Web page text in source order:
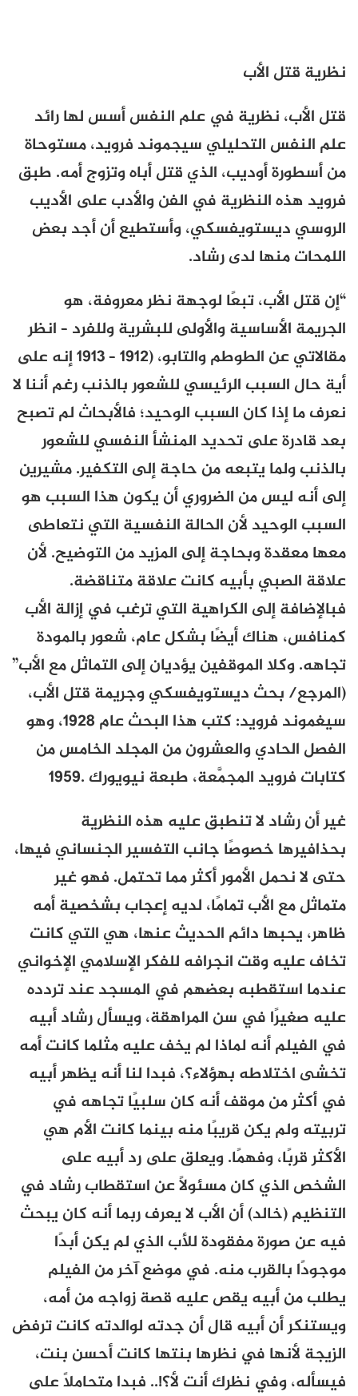
نظرية قتل الأب
قتل الأب، نظرية في علم النفس أسس لها رائد
علم النفس التحليلي سيجموند فرويد، مستوحاة
من أسطورة أوديب، الذي قتل أباه وتزوج أمه. طبق
فرويد هذه النظرية في الفن والأدب على الأديب
الروسي ديستويفسكي، وأستطيع أن أجد بعض
اللمحات منها لدى رشاد.
“إن قتل الأب، تبعًا لوجهة نظر معروفة، هو
الجريمة الأساسية والأولى للبشرية وللفرد – انظر
مقالاتي عن الطوطموالتابو،(1912 – 1913
إنه على
أية حال السبب الرئيسي للشعور بالذنب رغم أننا لا
نعرف ما إذا كان السبب الوحيد؛ فالأبحاث لم تصبح
بعد قادرة على تحديد المنشأ النفسي للشعور
بالذنب ولما يتبعه من حاجة إلى التكفير. مشيرين
إلى أنه ليس من الضروري أن يكون هذا السبب هو
السبب الوحيد لأن الحالة النفسية التي نتعاطى
معها معقدة وبحاجة إلى المزيد من التوضيح. لأن
علاقة الصبي بأبيه كانت علاقة متناقضة.
فبالإضافة إلى الكراهية التي ترغب في إزالة الأب
كمنافس، هناك أيضًا بشكل عام، شعور بالمودة
تجاهه. وكلا الموقفين يؤديان إلى التماثل مع الأب”
(المرجع/ بحث ديستويفسكي وجريمة قتل الأب،
سيغموند فرويد: كتب هذا البحث عام
، وهو
الفصل الحادي والعشرون من المجلد الخامس من
كتابات فرويد المجمَّعة، طبعة نيويورك .
1959
غير أن رشاد لا تنطبق عليه هذه النظرية
بحذافيرها خصوصًا جانب التفسير الجنساني فيها،
حتى لا نحمل الأمور أكثر مما تحتمل. فهو غير
متماثل مع الأب تمامًا، لديه إعجاب بشخصية أمه
ظاهر، يحبها دائم الحديث عنها، هي التي كانت
تخاف عليه وقت انجرافه للفكر الإسلامي الإخواني
عندما استقطبه بعضهم في المسجد عند تردده
عليه صغيرًا في سن المراهقة، ويسأل رشاد أبيه
في الفيلم أنه لماذا لم يخف عليه مثلما كانت أمه
تخشى اختلاطه بهؤلاء؟، فبدا لنا أنه يظهر أبيه
في أكثر من موقف أنه كان سلبيًا تجاهه في
تربيته ولم يكن قريبًا منه بينما كانت الأم هي
الأكثر قربًا، وفهمًا. ويعلق على رد أبيه على
الشخص الذي كان مسئولًا عن استقطاب رشاد في
التنظيم (خالد) أن الأب لا يعرف ربما أنه كان يبحث
فيه عن صورة مفقودة للأب الذي لم يكن أبدًا
موجودًا بالقرب منه. في موضع آخر من الفيلم
يطلب من أبيه يقص عليه قصة زواجه من أمه،
ويستنكر أن أبيه قال أن جدته لوالدته كانت ترفض
الزيجة لأنها في نظرها بنتها كانت أحسن بنت،
فيسأله، وفي نظرك أنت لأ؟!.. فبدا متحاملًا على